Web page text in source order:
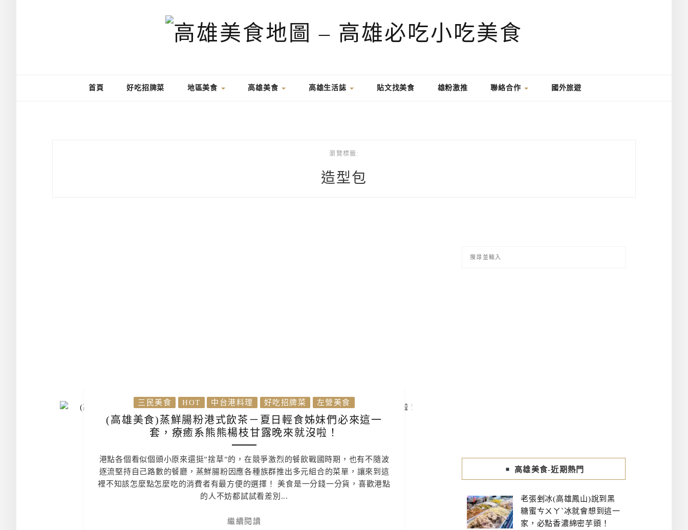
首頁 好吃招牌菜 地區美食 高雄美食 高雄生活誌 貼文找美食 雄粉激推 聯絡合作 國外旅遊
瀏覽標籤:
造型包
三民美食 HOT 中台港料理 好吃招牌菜 左營美食
(高雄美食)蒸鮮腸粉港式飲茶－夏日輕食姊妹們必來這一
套，療癒系熊熊楊枝甘露晚來就沒啦！
港點各個看似個頭小原來還挺”捨草”的，在競爭激烈的餐飲戰國時期，也有不隨波
逐流堅持自己路數的餐廳，蒸鮮腸粉因應各種族群推出多元組合的菜單，讓來到這
裡不知該怎麼點怎麼吃的消費者有最方便的選擇！ 美食是一分錢一分貨，喜歡港點
的人不妨都試試看差別...
繼續閱讀
高雄美食-近期熱門
老張剉冰(高雄鳳山)說到黑
糖蜜ㄘㄨㄚˋ冰就會想到這一
家，必點香濃綿密芋頭！